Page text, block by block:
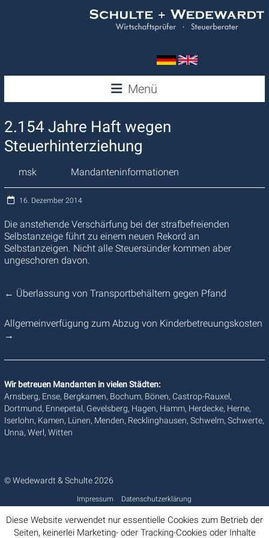
Wedewardt
&
Schulte
Menü
2.154 Jahre Haft wegen
Steuerhinterziehung
msk Mandanteninformationen
16. Dezember 2014
Die anstehende Verschärfung bei der strafbefreienden
Selbstanzeige führt zu einem neuen Rekord an
Selbstanzeigen. Nicht alle Steuersünder kommen aber
ungeschoren davon.
← Überlassung von Transportbehältern gegen Pfand
Allgemeinverfügung zum Abzug von Kinderbetreuungskosten
→
Wir betreuen Mandanten in vielen Städten:
Arnsberg, Ense, Bergkamen, Bochum, Bönen, Castrop-Rauxel,
Dortmund, Ennepetal, Gevelsberg, Hagen, Hamm, Herdecke, Herne,
Iserlohn, Kamen, Lünen, Menden, Recklinghausen, Schwelm, Schwerte,
Unna, Werl, Witten
© Wedewardt & Schulte 2026
Impressum Datenschutzerklärung
Diese Website verwendet nur essentielle Cookies zum Betrieb der
Seiten, keinerlei Marketing- oder Tracking-Cookies oder Inhalte